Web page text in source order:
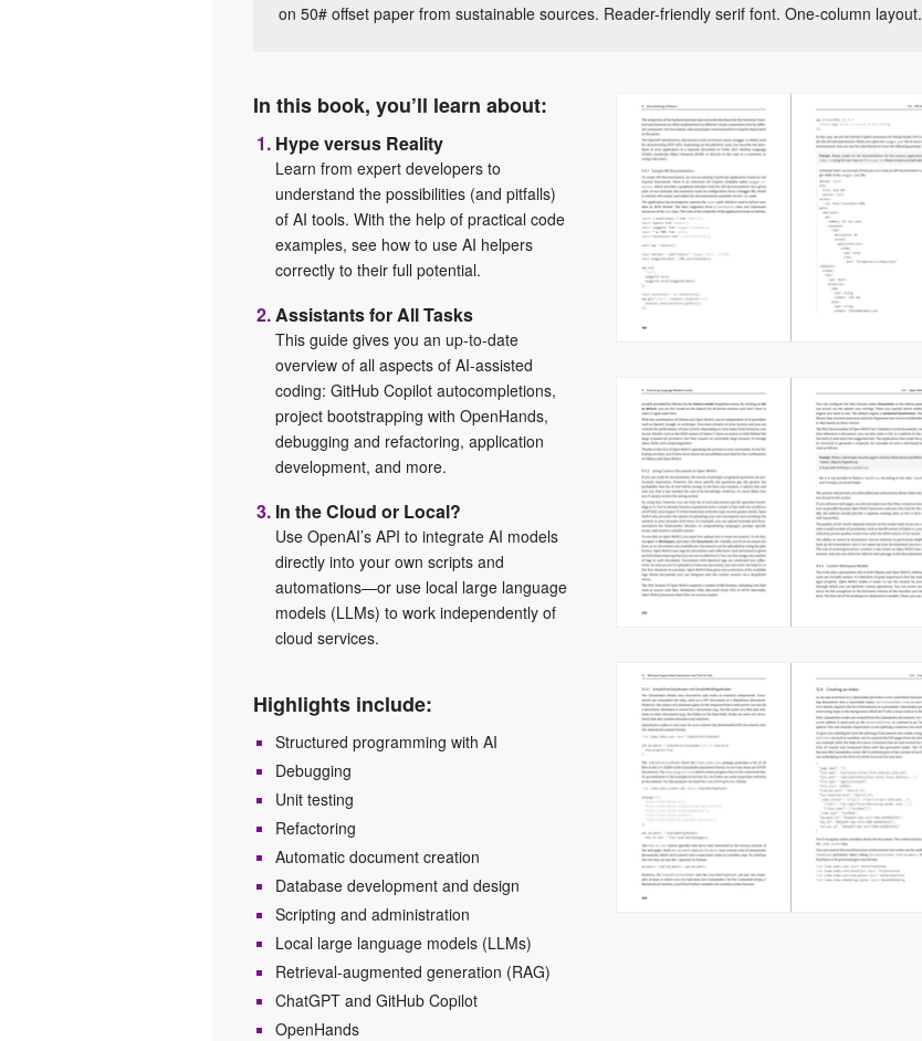
on 50# offset paper from sustainable sources. Reader-friendly serif font. One-column layout.
In this book, you’ll learn about:
Hype versus Reality
Learn from expert developers to
understand the possibilities (and pitfalls)
of AI tools. With the help of practical code
examples, see how to use AI helpers
correctly to their full potential.
Assistants for All Tasks
This guide gives you an up-to-date
overview of all aspects of AI-assisted
coding: GitHub Copilot autocompletions,
project bootstrapping with OpenHands,
debugging and refactoring, application
development, and more.
In the Cloud or Local?
Use OpenAI’s API to integrate AI models
directly into your own scripts and
automations—or use local large language
models (LLMs) to work independently of
cloud services.
Highlights include:
Structured programming with AI
Debugging
Unit testing
Refactoring
Automatic document creation
Database development and design
Scripting and administration
Local large language models (LLMs)
Retrieval-augmented generation (RAG)
ChatGPT and GitHub Copilot
OpenHands